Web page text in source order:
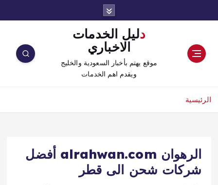
دليل الخدمات
الاخباري
موقع يهتم بأخبار السعودية والخليج
ويقدم اهم الخدمات
الرئيسية
الرهوان alrahwan.com أفضل
شركات شحن الى قطر